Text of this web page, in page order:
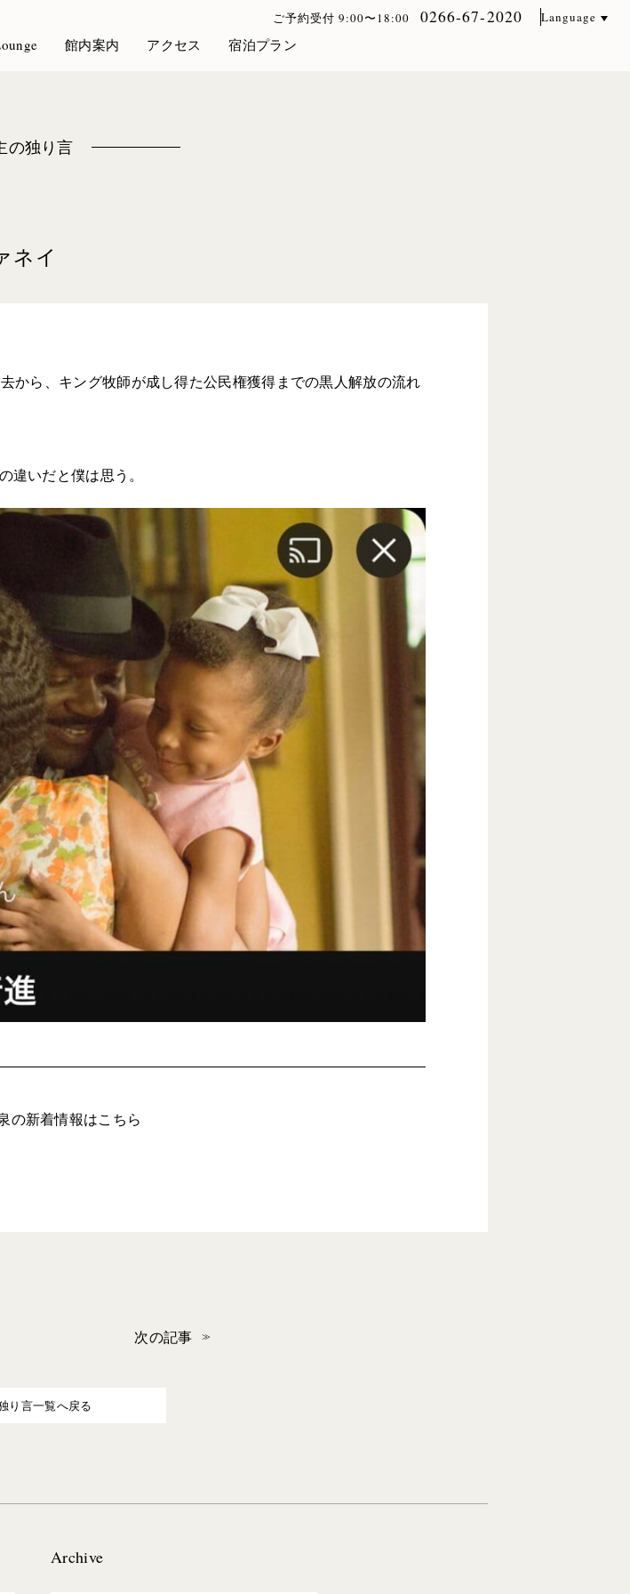
ご予約受付 9:00〜18:00 0266-67-2020 Language
館内案内 アクセス 宿泊プラン
の独り言
ネイ
から、キング牧師が成し得た公民権獲得までの黒人解放の流れ
違いだと僕は思う。
の新着情報はこちら
次の記事
り言一覧へ戻る
Archive